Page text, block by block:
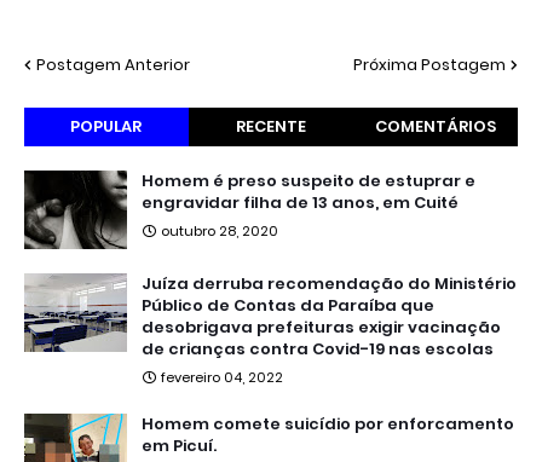
Postagem Anterior Próxima Postagem
POPULAR RECENTE COMENTÁRIOS
Homem é preso suspeito de estuprar e
engravidar filha de 13 anos, em Cuité
outubro 28, 2020
Juíza derruba recomendação do Ministério
Público de Contas da Paraíba que
desobrigava prefeituras exigir vacinação
de crianças contra Covid-19 nas escolas
fevereiro 04, 2022
Homem comete suicídio por enforcamento
em Picuí.